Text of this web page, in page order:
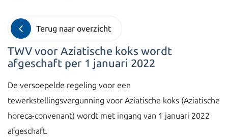
Terug naar overzicht
TWV voor Aziatische koks wordt
afgeschaft per 1 januari 2022
De versoepelde regeling voor een
tewerkstellingsvergunning voor Aziatische koks (Aziatische
horeca-convenant) wordt met ingang van 1 januari 2022
afgeschaft.